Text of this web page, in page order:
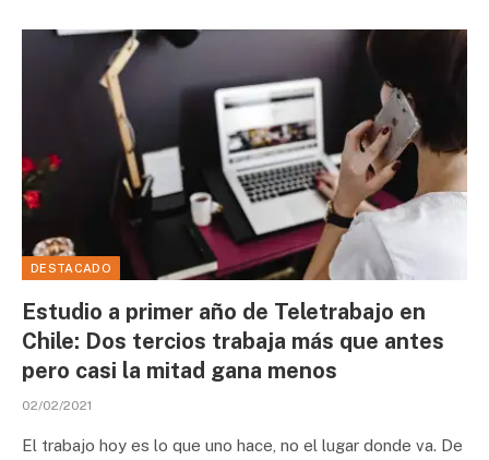
DESTACADO
Estudio a primer año de Teletrabajo en
Chile: Dos tercios trabaja más que antes
pero casi la mitad gana menos
02/02/2021
El trabajo hoy es lo que uno hace, no el lugar donde va. De